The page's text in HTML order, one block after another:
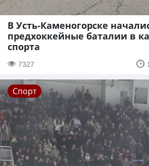
В Усть-Каменогорске
предхоккейные баталии в
спорта
7327
Спорт